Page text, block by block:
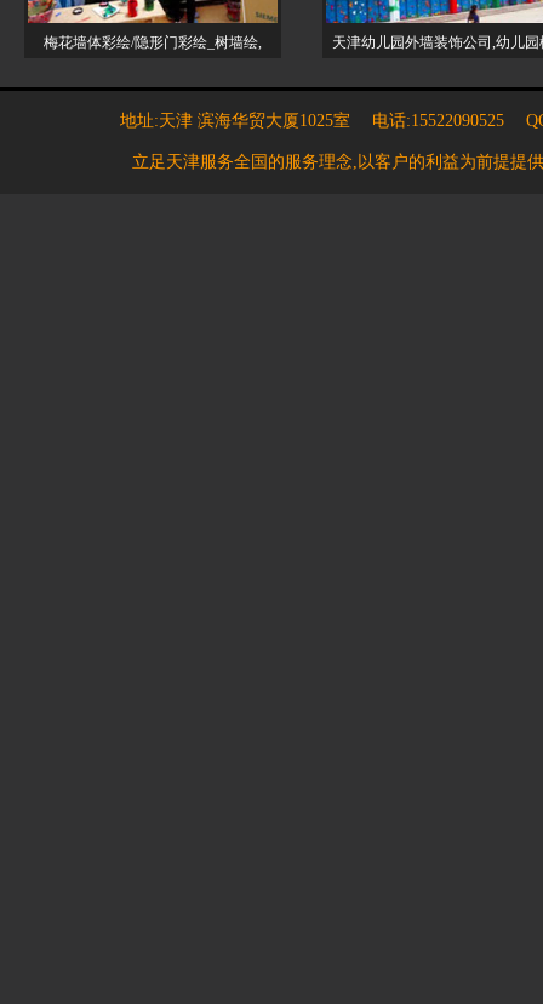
梅花墙体彩绘/隐形门彩绘_树墙绘, 天津幼儿园外墙装饰公司,幼儿园
地址:天津 滨海华贸大厦1025室 电话:15522090525
立足天津服务全国的服务理念,以客户的利益为前提提